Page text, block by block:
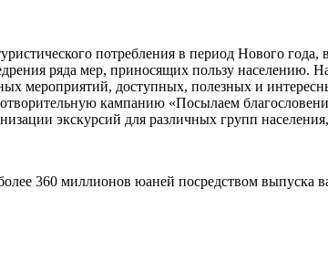
потребления в период Нового года,
ряда мер, приносящих пользу населению.
мероприятий, доступных, полезных и
кампанию «Посылаем
экскурсий для различных групп
360 миллионов юаней посредством выпуска